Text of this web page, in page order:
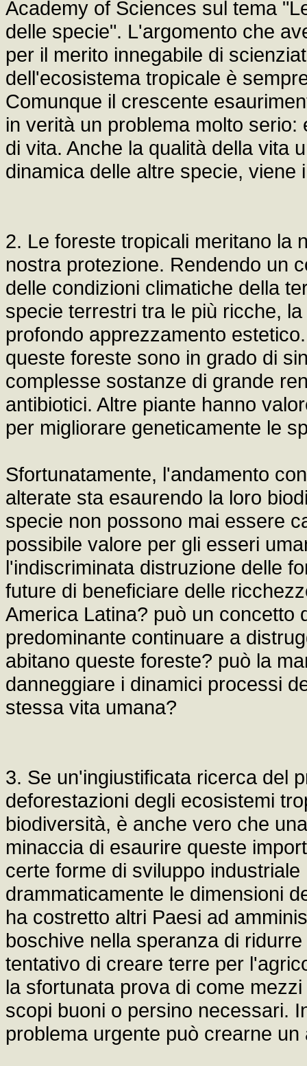
Academy of Sciences sul tema
delle specie". L'argomento che
per il merito innegabile di
dell'ecosistema tropicale è
Comunque il crescente
in verità un problema molto
di vita. Anche la qualità della vita
dinamica delle altre specie, viene
2. Le foreste tropicali meritano la
nostra protezione. Rendendo un
delle condizioni climatiche della
specie terrestri tra le più ricche,
profondo apprezzamento
queste foreste sono in grado di
complesse sostanze di grande
antibiotici. Altre piante hanno
per migliorare geneticamente le
Sfortunatamente, l'andamento
alterate sta esaurendo la loro
specie non possono mai essere
possibile valore per gli esseri
l'indiscriminata distruzione delle
future di beneficiare delle
America Latina? può un concetto
predominante continuare a
abitano queste foreste? può la
danneggiare i dinamici processi
stessa vita umana?
3. Se un'ingiustificata ricerca del
deforestazioni degli ecosistemi
biodiversità, è anche vero che
minaccia di esaurire queste
certe forme di sviluppo
drammaticamente le dimensioni
ha costretto altri Paesi ad
boschive nella speranza di
tentativo di creare terre per
la sfortunata prova di come
scopi buoni o persino necessari.
problema urgente può crearne